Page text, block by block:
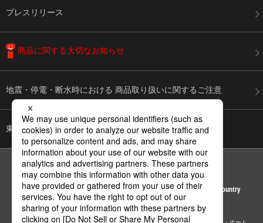
プレスリリース
商品に関する大切なお知らせ
地震・停電・断水時における 商品取り扱いに関するご注意
東日本大震災からの復興を心よりお祈り申し上げます
ページの先頭へ
Area / Country
© Panasonic Corporation